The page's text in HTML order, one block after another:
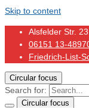
Skip to content
Alsfelder Str.
06151 13-
Friedrich-List-
Circular focus
Search for:
Circular focus